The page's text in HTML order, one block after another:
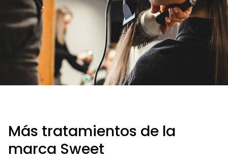
Más tratamientos de la
marca Sweet